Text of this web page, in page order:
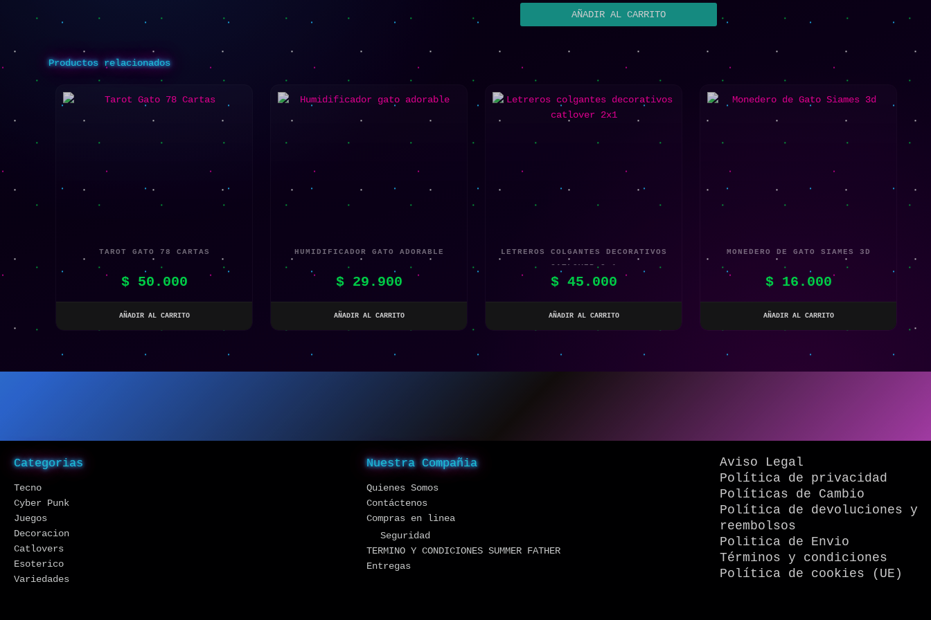
AÑADIR AL CARRITO
Productos relacionados
TAROT GATO 78 CARTAS
$50.000
AÑADIR AL CARRITO
HUMIDIFICADOR GATO ADORABLE
$29.900
AÑADIR AL CARRITO
LETREROS COLGANTES DECORATIVOS
CATLOVER 2×1
$45.000
AÑADIR AL CARRITO
MONEDERO DE GATO SIAMES 3D
$16.000
AÑADIR AL CARRITO
Categorias
Tecno
Cyber Punk
Juegos
Decoracion
Catlovers
Esoterico
Variedades
Nuestra Compañia
Quienes Somos
Contáctenos
Compras en linea
Seguridad
TERMINO Y CONDICIONES SUMMER FATHER
Entregas
Aviso Legal
Política de privacidad
Políticas de Cambio
Política de devoluciones y
reembolsos
Politica de Envio
Términos y condiciones
Política de cookies (UE)